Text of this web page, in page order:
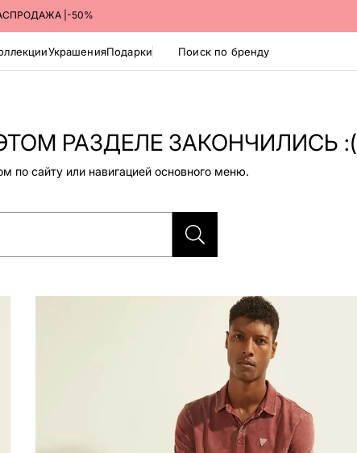
|-50%
ВЫДАЧИ ЯНДЕКС МАРКЕТА
Поиск по бренду
УкрашенияПодарки
РАЗДЕЛЕ ЗАКОНЧИЛИСЬ :(
по сайту или навигацией основного меню.